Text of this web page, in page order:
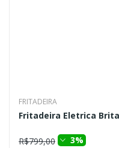
FRITADEIRA
Fritadeira Eletrica
R$799,00 3%